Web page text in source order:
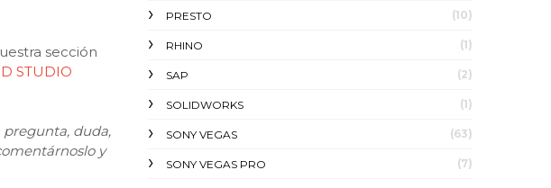
sección
STUDIO
pregunta, duda,
y
PRESTO (10)
RHINO (1)
SAP (2)
SOLIDWORKS (1)
SONY VEGAS (63)
SONY VEGAS PRO (7)